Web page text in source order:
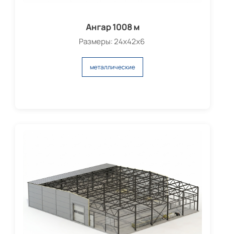
Ангар 1008 м
Размеры: 24х42х6
металлические